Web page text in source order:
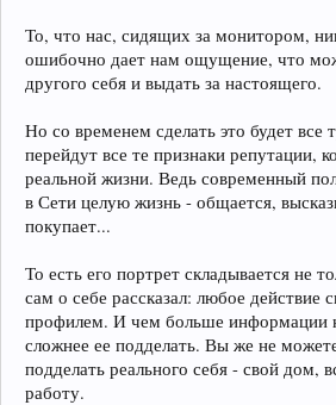
То, что нас, сидящих за монитором,
ошибочно дает нам ощущение, что
другого себя и выдать за настоящего.
Но со временем сделать это будет все
перейдут все те признаки репутации,
реальной жизни. Ведь современный
в Сети целую жизнь - общается,
покупает...
То есть его портрет складывается не
сам о себе рассказал: любое действие
профилем. И чем больше информации
сложнее ее подделать. Вы же не
подделать реального себя - свой дом,
работу.